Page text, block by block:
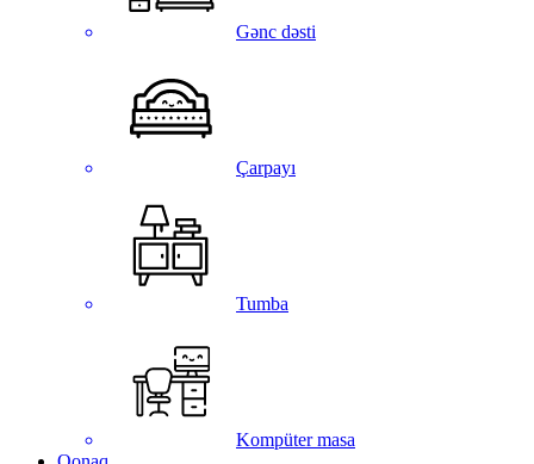
Gənc dəsti
Çarpayı
Tumba
Kompüter masa